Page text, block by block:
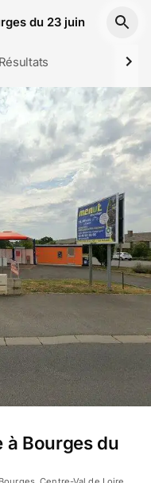
du 23 juin
Résultats
à Bourges du